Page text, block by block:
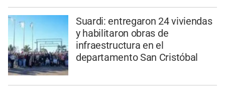
Suardi: entregaron 24 viviendas
y habilitaron obras de
infraestructura en el
departamento San Cristóbal